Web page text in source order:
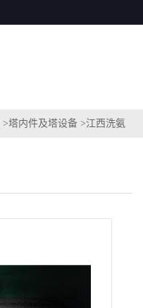
>塔内件及塔设备 >江西洗氨